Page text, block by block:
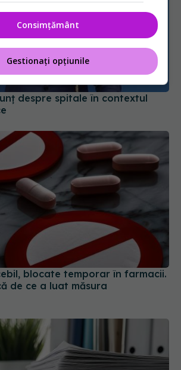
despre spitale în contextul
blocate temporar în farmacii.
de ce a luat măsura
Consimțământ
Gestionați opțiunile